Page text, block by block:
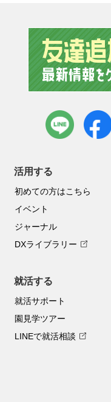
LINE
活用する
初めての方はこちら
イベント
ジャーナル
DXライブラリー
就活する
就活サポート
園見学ツアー
LINEで就活相談